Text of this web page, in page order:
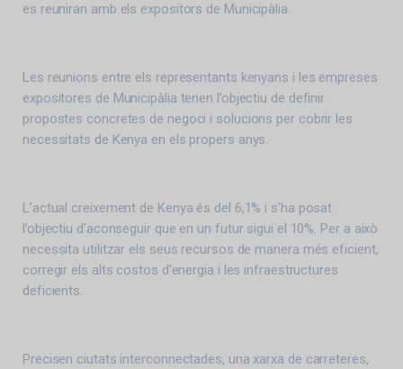
es reuniran amb els expositors de Municipàlia.
Les reunions entre els representants kenyans i les empreses
expositores de Municipàlia tenen l’objectiu de definir
propostes concretes de negoci i solucions per cobrir les
necessitats de Kenya en els propers anys.
L’actual creixement de Kenya és del 6,1% i s’ha posat
l’objectiu d’aconseguir que en un futur sigui el 10%. Per a això
necessita utilitzar els seus recursos de manera més eficient,
corregir els alts costos d’energia i les infraestructures
deficients.
Precisen ciutats interconnectades, una xarxa de carreteres,